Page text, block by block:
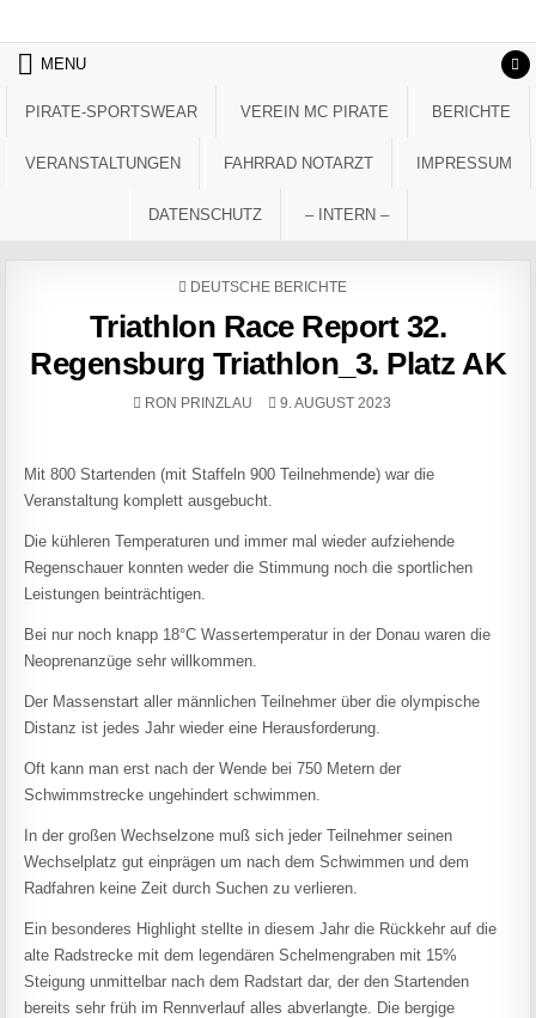
MENU
PIRATE-SPORTSWEAR VEREIN MC PIRATE BERICHTE
VERANSTALTUNGEN FAHRRAD NOTARZT IMPRESSUM
DATENSCHUTZ – INTERN –
POSTED IN
DEUTSCHE BERICHTE
Triathlon Race Report 32.
Regensburg Triathlon_3. Platz AK
AUTHOR:
RON PRINZLAU PUBLISHED DATE:
9. AUGUST 2023
Mit 800 Startenden (mit Staffeln 900 Teilnehmende) war die
Veranstaltung komplett ausgebucht.
Die kühleren Temperaturen und immer mal wieder aufziehende
Regenschauer konnten weder die Stimmung noch die sportlichen
Leistungen beinträchtigen.
Bei nur noch knapp 18°C Wassertemperatur in der Donau waren die
Neoprenanzüge sehr willkommen.
Der Massenstart aller männlichen Teilnehmer über die olympische
Distanz ist jedes Jahr wieder eine Herausforderung.
Oft kann man erst nach der Wende bei 750 Metern der
Schwimmstrecke ungehindert schwimmen.
In der großen Wechselzone muß sich jeder Teilnehmer seinen
Wechselplatz gut einprägen um nach dem Schwimmen und dem
Radfahren keine Zeit durch Suchen zu verlieren.
Ein besonderes Highlight stellte in diesem Jahr die Rückkehr auf die
alte Radstrecke mit dem legendären Schelmengraben mit 15%
Steigung unmittelbar nach dem Radstart dar, der den Startenden
bereits sehr früh im Rennverlauf alles abverlangte. Die bergige